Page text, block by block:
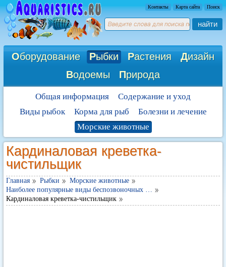
Контакты Карта сайта Поиск
найти
Оборудование Рыбки Растения Дизайн
Водоемы Природа
Общая информация
Содержание и уход
Виды рыбок
Корма для рыб
Болезни и лечение
Морские животные
Кардиналовая креветка-
чистильщик
Главная Рыбки
Морские животные
Наиболее популярные виды беспозвоночных …
Кардиналовая креветка-чистильщик